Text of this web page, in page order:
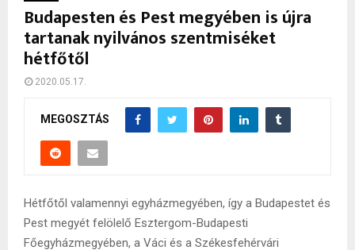
Budapesten és Pest megyében is újra
tartanak nyilvános szentmiséket
hétfőtől
2020.05.17.
MEGOSZTÁS
Hétfőtől valamennyi egyházmegyében, így a Budapestet és
Pest megyét felölelő Esztergom-Budapesti
Főegyházmegyében, a Váci és a Székesfehérvári